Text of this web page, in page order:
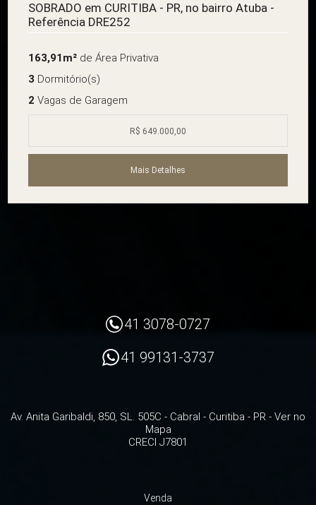
SOBRADO em CURITIBA - PR, no bairro Atuba -
Referência DRE252
163,91m²de Área Privativa
3 Dormitório(s)
2 Vagas de Garagem
R$ 649.000,00
Mais Detalhes
41 3078-0727
41 99131-3737
Av. Anita Garibaldi, 850, SL. 505C - Cabral - Curitiba - PR - Ver no
Mapa
CRECI J7801
Venda